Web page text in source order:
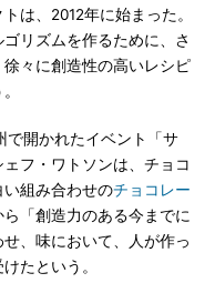
は、2012年に始まった。
リズムを作るために、さ
々に創造性の高いレシピ
開かれたイベント「サ
フ・ワトソンは、チョコ
組み合わせのチョコレー
「創造力のある今までに
、味において、人が作っ
たという。